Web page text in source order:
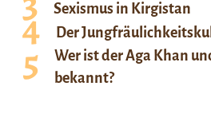
Sexismus in Kirgistan
Der
Wer ist der Aga Khan
bekannt?